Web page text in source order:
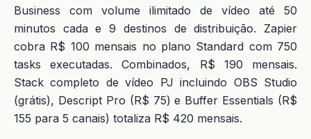
Business com volume ilimitado de vídeo até 50
minutos cada e 9 destinos de distribuição. Zapier
cobra R$ 100 mensais no plano Standard com 750
tasks executadas. Combinados, R$ 190 mensais.
Stack completo de vídeo PJ incluindo OBS Studio
(grátis), Descript Pro (R$ 75) e Buffer Essentials (R$
155 para 5 canais) totaliza R$ 420 mensais.